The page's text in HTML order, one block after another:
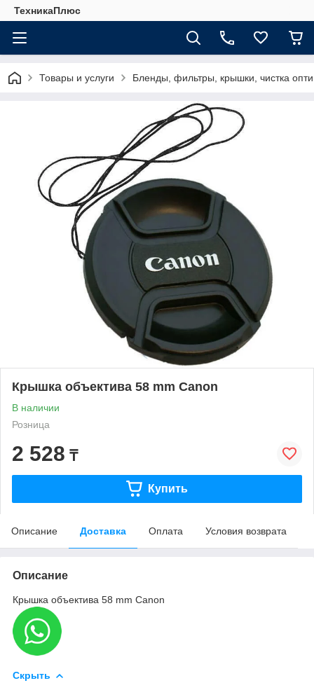
ТехникаПлюс
Товары и услуги Бленды, фильтры, крышки, чистка
Крышка объектива 58 mm Canon
В наличии
Розница
2 528 ₸
Купить
Описание Доставка Оплата Условия возврата
Описание
Крышка объектива 58 mm Canon
Скрыть